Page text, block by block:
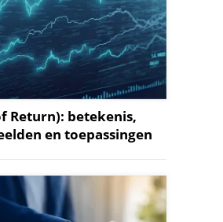
Return): betekenis,
en toepassingen